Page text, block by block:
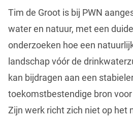
Tim de Groot is bij PWN
water en natuur, met een
onderzoeken hoe een
landschap vóór de
kan bijdragen aan een
toekomstbestendige bron
Zijn werk richt zich niet op het